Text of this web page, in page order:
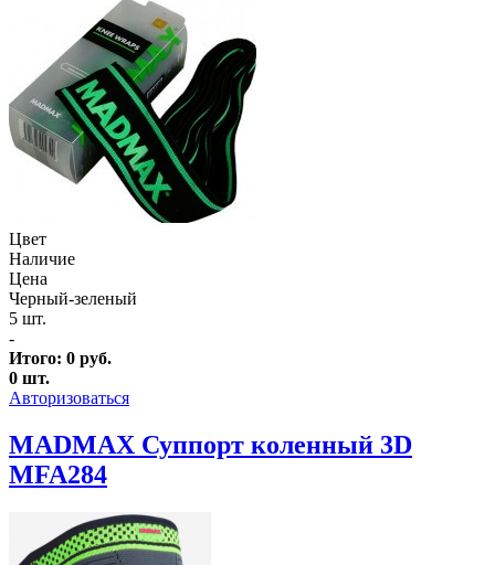
Цвет
Наличие
Цена
Черный-зеленый
5 шт.
-
Итого: 0 руб.
0 шт.
Авторизоваться
MADMAX Суппорт коленный 3D
MFA284